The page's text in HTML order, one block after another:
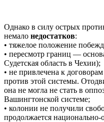
Однако в силу острых
немало недостатков:
• тяжелое положение
• пересмотр границ —
Судетская область в Чехии);
• не привлечена к
против этой системы.
она не могла не стать в
Вашингтонской системе;
• колонии не получили
продолжается